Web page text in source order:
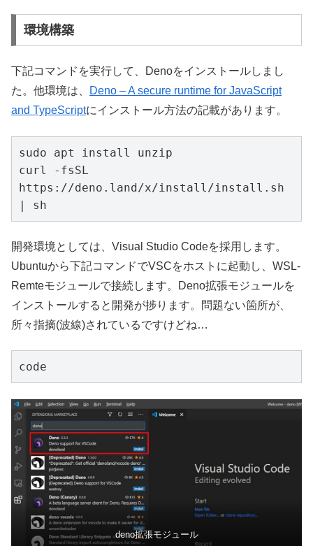
環境構築
下記コマンドを実行して、Denoをインストールしまし
た。他環境は、
Deno – A secure runtime for JavaScript
and TypeScriptにインストール方法の記載があります。
sudo apt install unzip
curl -fsSL
https://deno.land/x/install/install.sh
| sh
開発環境としては、Visual Studio Codeを採用します。
Ubuntuから下記コマンドでVSCをホストに起動し、WSL-
Remteモジュールで接続します。Deno拡張モジュールを
インストールすると開発が捗ります。問題ない箇所が、
所々指摘(波線)されているですけどね…
code
deno拡張モジュール